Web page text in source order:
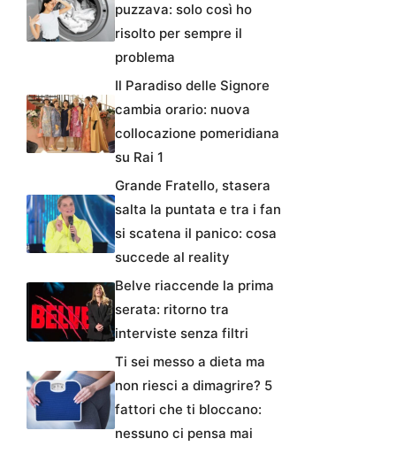
puzzava: solo così ho
risolto per sempre il
problema
Il Paradiso delle Signore
cambia orario: nuova
collocazione pomeridiana
su Rai 1
Grande Fratello, stasera
salta la puntata e tra i fan
si scatena il panico: cosa
succede al reality
Belve riaccende la prima
serata: ritorno tra
interviste senza filtri
Ti sei messo a dieta ma
non riesci a dimagrire? 5
fattori che ti bloccano:
nessuno ci pensa mai